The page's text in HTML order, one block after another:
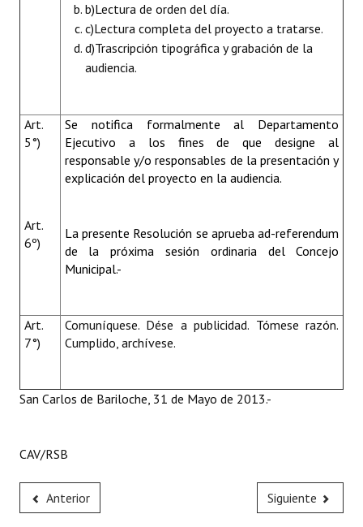
b)Lectura de orden del día.
c)Lectura completa del proyecto a tratarse.
d)Trascripción tipográfica y grabación de la
audiencia.
Art.
5°)
Art.
6º)
Se notifica formalmente al Departamento
Ejecutivo a los fines de que designe al
responsable y/o responsables de la presentación y
explicación del proyecto en la audiencia.
La presente Resolución se aprueba ad-referendum
de la próxima sesión ordinaria del Concejo
Municipal.-
Art.
7°)
Comuníquese. Dése a publicidad. Tómese razón.
Cumplido, archívese.
San Carlos de Bariloche, 31 de Mayo de 2013.-
CAV/RSB
Anterior Siguiente